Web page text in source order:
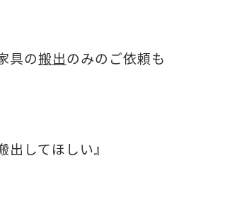
具の搬出のみのご依頼も
してほしい』